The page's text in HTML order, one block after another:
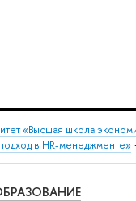
«Высшая школа
в HR-менеджменте»